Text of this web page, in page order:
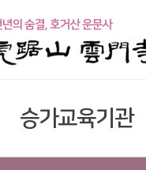
승가교육기관